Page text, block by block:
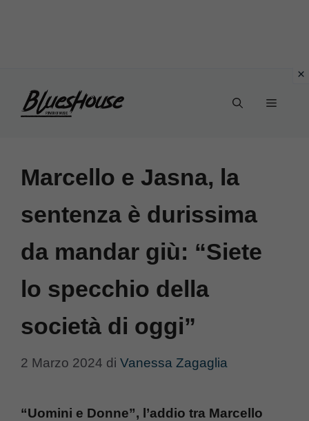
Menu
Marcello e Jasna, la
sentenza è durissima
da mandar giù: “Siete
lo specchio della
società di oggi”
2 Marzo 2024 di Vanessa Zagaglia
“Uomini e Donne”, l’addio tra Marcello